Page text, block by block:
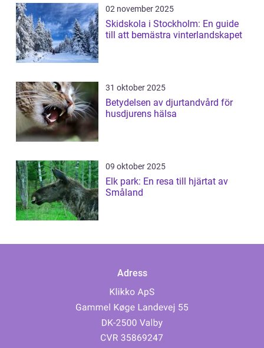
02 november 2025
Skidskola i Stockholm: En guide
till att bemästra vinterlandskapet
31 oktober 2025
Betydelsen av djurtandvård för
husdjurens hälsa
09 oktober 2025
Elk park: En resa till hjärtat av
Småland
Adress